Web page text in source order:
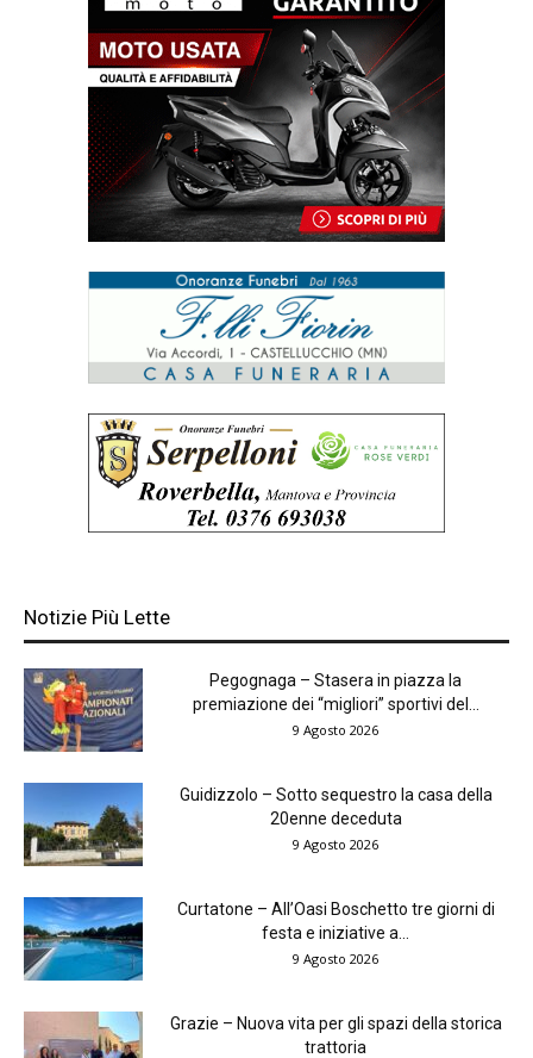
Notizie Più Lette
Pegognaga – Stasera in piazza la
premiazione dei “migliori” sportivi del...
9 Agosto 2026
Guidizzolo – Sotto sequestro la casa della
20enne deceduta
9 Agosto 2026
Curtatone – All’Oasi Boschetto tre giorni di
festa e iniziative a...
9 Agosto 2026
Grazie – Nuova vita per gli spazi della storica
trattoria